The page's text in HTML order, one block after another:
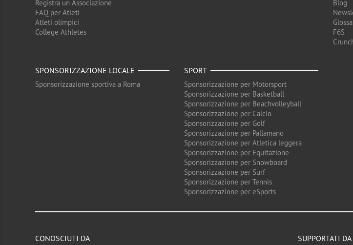
Registra un Associazione
FAQ per Atleti
Atleti olimpici
College Athletes
Blog
F6S
SPONSORIZZAZIONE LOCALE
Sponsorizzazione sportiva a Roma
SPORT
Sponsorizzazione per Motorsport
Sponsorizzazione per Basketball
Sponsorizzazione per Beachvolleyball
Sponsorizzazione per Calcio
Sponsorizzazione per Golf
Sponsorizzazione per Pallamano
Sponsorizzazione per Atletica leggera
Sponsorizzazione per Equitazione
Sponsorizzazione per Snowboard
Sponsorizzazione per Surf
Sponsorizzazione per Tennis
Sponsorizzazione per eSports
CONOSCIUTI DA SUPPORTATI DA